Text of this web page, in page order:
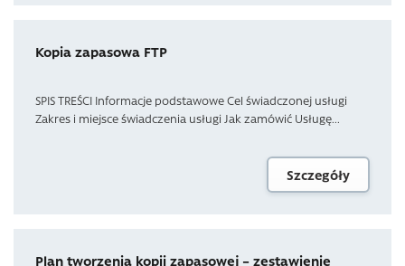
Kopia zapasowa FTP
SPIS TREŚCI Informacje podstawowe Cel świadczonej usługi
Zakres i miejsce świadczenia usługi Jak zamówić Usługę...
Szczegóły
Plan tworzenia kopii zapasowej – zestawienie